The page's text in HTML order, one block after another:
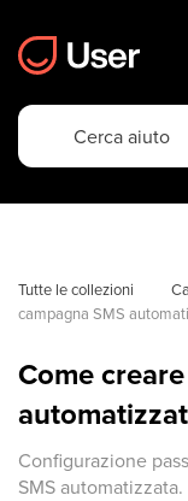
Tutte le collezioni
campagna SMS
Come
Configurazione
SMS automatizzata.